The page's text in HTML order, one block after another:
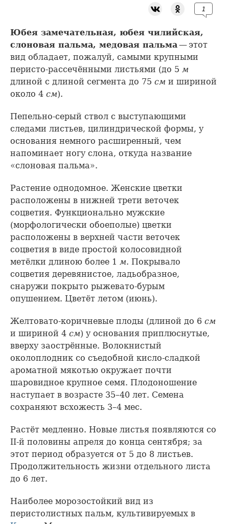
1
Юбея замечательная, юбея чилийская,
слоновая пальма, медовая пальма— этот
вид обладает, пожалуй, самыми крупными
перисто-рассечёнными листьями (до 5 м
длиной с длиной сегмента до 75 см и шириной
около 4 см).
Пепельно-серый ствол с выступающими
следами листьев, цилиндрической формы, у
основания немного расширенный, чем
напоминает ногу слона, откуда название
«слоновая пальма».
Растение однодомное. Женские цветки
расположены в нижней трети веточек
соцветия. Функционально мужские
(морфологически обоеполые) цветки
расположены в верхней части веточек
соцветия в виде простой колосовидной
метёлки длиною более 1 м. Покрывало
соцветия деревянистое, ладьобразное,
снаружи покрыто рыжевато-бурым
опушением. Цветёт летом (июнь).
Желтовато-коричневые плоды (длиной до 6 см
и шириной 4 см) у основания приплюснутые,
вверху заострённые. Волокнистый
околоплодник со съедобной кисло-сладкой
ароматной мякотью окружает почти
шаровидное крупное семя. Плодоношение
наступает в возрасте 35–40 лет. Семена
сохраняют всхожесть 3–4 мес.
Растёт медленно. Новые листья появляются со
II-й половины апреля до конца сентября; за
этот период образуется от 5 до 8 листьев.
Продолжительность жизни отдельного листа
до 6 лет.
Наиболее морозостойкий вид из
перистолистных пальм, культивируемых в